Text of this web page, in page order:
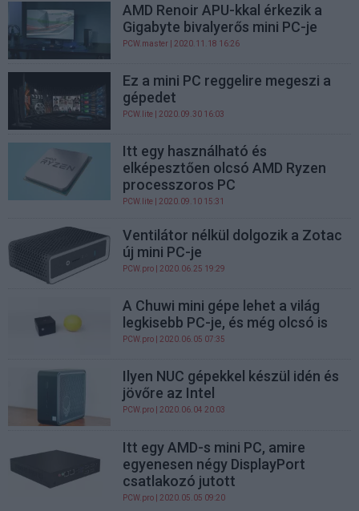
AMD Renoir APU-kkal érkezik a
Gigabyte bivalyerős mini PC-je
PCW.master | 2020.11.18 16:26
Ez a mini PC reggelire megeszi a
gépedet
PCW.lite | 2020.09.30 16:03
Itt egy használható és
elképesztően olcsó AMD Ryzen
processzoros PC
PCW.lite | 2020.09.10 15:31
Ventilátor nélkül dolgozik a Zotac
új mini PC-je
PCW.pro | 2020.06.25 19:29
A Chuwi mini gépe lehet a világ
legkisebb PC-je, és még olcsó is
PCW.pro | 2020.06.05 07:35
Ilyen NUC gépekkel készül idén és
jövőre az Intel
PCW.pro | 2020.06.04 20:03
Itt egy AMD-s mini PC, amire
egyenesen négy DisplayPort
csatlakozó jutott
PCW.pro | 2020.05.05 09:20